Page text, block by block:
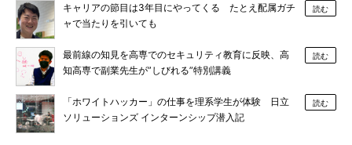
キャリアの節目は3年目にやってくる たとえ配属ガチ
ャで当たりを引いても
読む
最前線の知見を高専でのセキュリティ教育に反映、高
知高専で副業先生が”しびれる”特別講義
読む
「ホワイトハッカー」の仕事を理系学生が体験 日立
ソリューションズ インターンシップ潜入記
読む